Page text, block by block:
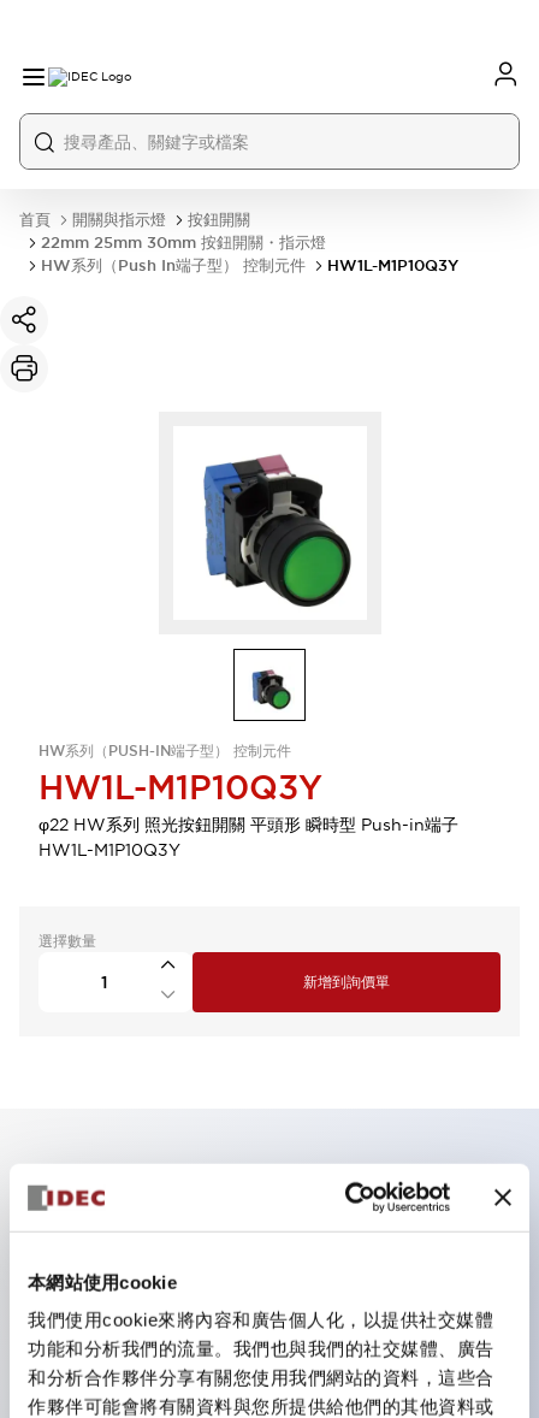
本網站使用cookie
我們使用cookie來將內容和廣告個人化，以提供社交媒體
功能和分析我們的流量。我們也與我們的社交媒體、廣告
和分析合作夥伴分享有關您使用我們網站的資料，這些合
作夥伴可能會將有關資料與您所提供給他們的其他資料或
首頁 開關與指示燈
按鈕開關
22mm 25mm 30mm 按鈕開關・指示燈
HW系列（Push In端子型） 控制元件
HW1L-M1P10Q3Y
HW系列（PUSH-IN端子型） 控制元件
HW1L-M1P10Q3Y
φ22 HW系列 照光按鈕開關 平頭形 瞬時型 Push-in端子
HW1L-M1P10Q3Y
選擇數量
新增到詢價單
主要特點
泡）。以往需分色管理的 LED 燈泡，如今可用單一顆燈
泡呈現多種顏色。
符合 ISO 3864-4 安全色規範：在危險或緊急狀況下，
顏色表現更明確鮮明，便於更多人識別。